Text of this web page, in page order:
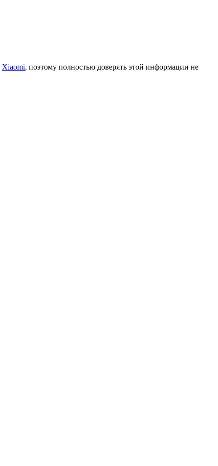
Xiaomi, поэтому полностью доверять этой информации не